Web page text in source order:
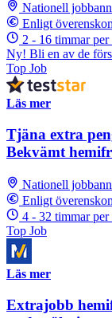
Nationell
Enligt
2 - 16 timmar per
Ny! Bli en av de
Top Job
Läs mer
Tjäna extra
Bekvämt
Nationell
Enligt
4 - 32 timmar per
Top Job
Läs mer
Extrajobb